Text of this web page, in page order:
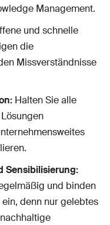
Management.
und schnelle
die
Missverständnisse
Halten Sie alle
Sensibilisierung:
und binden
denn nur gelebtes